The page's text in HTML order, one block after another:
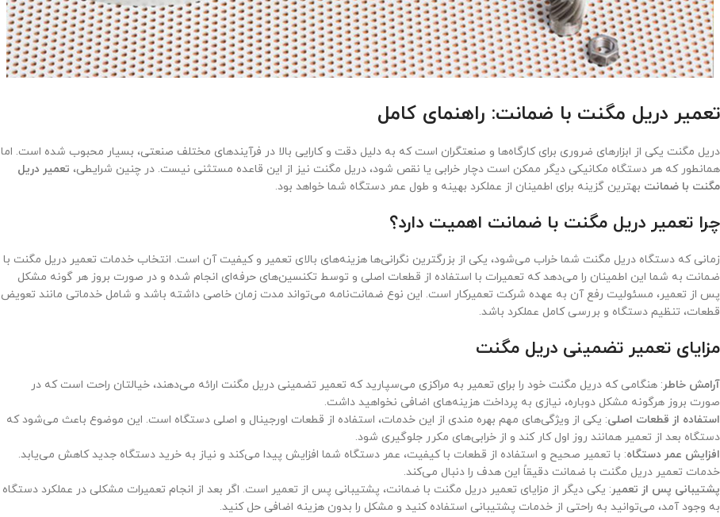
تعمیر دریل مگنت با ضمانت: راهنمای کامل
دریل مگنت یکی از ابزارهای ضروری برای کارگاه‌ها و صنعتگران است که به دلیل دقت و کارایی بالا در فرآیندهای مختلف صنعتی، بسیار محبوب شده است. اما
همانطور که هر دستگاه مکانیکی دیگر ممکن است دچار خرابی یا نقص شود، دریل مگنت نیز از این قاعده مستثنی نیست. در چنین شرایطی، تعمیر دریل
مگنت با ضمانت بهترین گزینه برای اطمینان از عملکرد بهینه و طول عمر دستگاه شما خواهد بود.
چرا تعمیر دریل مگنت با ضمانت اهمیت دارد؟
زمانی که دستگاه دریل مگنت شما خراب می‌شود، یکی از بزرگترین نگرانی‌ها هزینه‌های بالای تعمیر و کیفیت آن است. انتخاب خدمات تعمیر دریل مگنت با
ضمانت به شما این اطمینان را می‌دهد که تعمیرات با استفاده از قطعات اصلی و توسط تکنسین‌های حرفه‌ای انجام شده و در صورت بروز هر گونه مشکل
پس از تعمیر، مسئولیت رفع آن به عهده شرکت تعمیرکار است. این نوع ضمانت‌نامه می‌تواند مدت زمان خاصی داشته باشد و شامل خدماتی مانند تعویض
قطعات، تنظیم دستگاه و بررسی کامل عملکرد باشد.
مزایای تعمیر تضمینی دریل مگنت
آرامش خاطر: هنگامی که دریل مگنت خود را برای تعمیر به مراکزی می‌سپارید که تعمیر تضمینی دریل مگنت ارائه می‌دهند، خیالتان راحت است که در
صورت بروز هرگونه مشکل دوباره، نیازی به پرداخت هزینه‌های اضافی نخواهید داشت.
استفاده از قطعات اصلی: یکی از ویژگی‌های مهم بهره مندی از این خدمات، استفاده از قطعات اورجینال و اصلی دستگاه است. این موضوع باعث می‌شود که
دستگاه بعد از تعمیر همانند روز اول کار کند و از خرابی‌های مکرر جلوگیری شود.
افزایش عمر دستگاه: با تعمیر صحیح و استفاده از قطعات با کیفیت، عمر دستگاه شما افزایش پیدا می‌کند و نیاز به خرید دستگاه جدید کاهش می‌یابد.
خدمات تعمیر دریل مگنت با ضمانت دقیقاً این هدف را دنبال می‌کند.
پشتیبانی پس از تعمیر: یکی دیگر از مزایای تعمیر دریل مگنت با ضمانت، پشتیبانی پس از تعمیر است. اگر بعد از انجام تعمیرات مشکلی در عملکرد دستگاه
به وجود آمد، می‌توانید به راحتی از خدمات پشتیبانی استفاده کنید و مشکل را بدون هزینه اضافی حل کنید.